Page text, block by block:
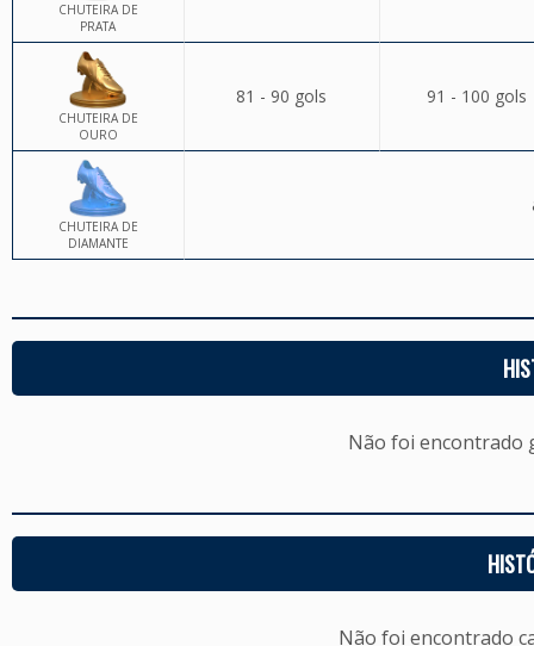
CHUTEIRA DE
PRATA
CHUTEIRA DE
OURO
81 - 90 gols 91 - 100 gols
CHUTEIRA DE
DIAMANTE
Não foi encontrado
Não foi encontrado